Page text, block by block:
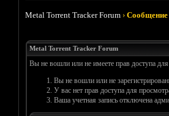
Metal Torrent Tracker Forum ›
Metal Torrent Tracker Forum
Вы не вошли или не имеете прав доступа
Вы не вошли или не
У вас нет прав доступа для
Ваша учетная запись отключена